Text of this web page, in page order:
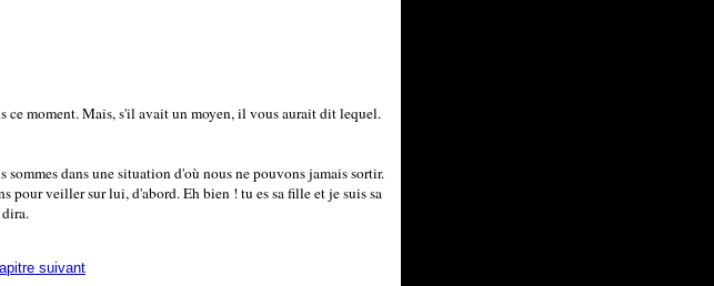
moment. Mais, s'il avait un moyen, il vous aurait dit lequel.
dans une situation d'où nous ne pouvons jamais sortir.
pour veiller sur lui, d'abord. Eh bien ! tu es sa fille et je suis sa
suivant